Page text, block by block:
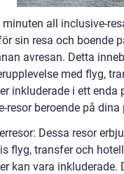
minuten all inclusive-
sin resa och boende
avresan. Detta
med flyg,
inkluderade i ett
resor beroende på
Dessa resor
flyg, transfer och
kan vara